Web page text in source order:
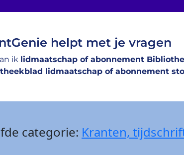
helpt met je vragen
ik lidmaatschap of abonnement
lidmaatschap of abonnement
categorie: Kranten,